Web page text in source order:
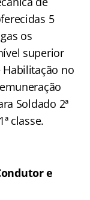
5
os
superior
no
Soldado 2ª
classe.
e